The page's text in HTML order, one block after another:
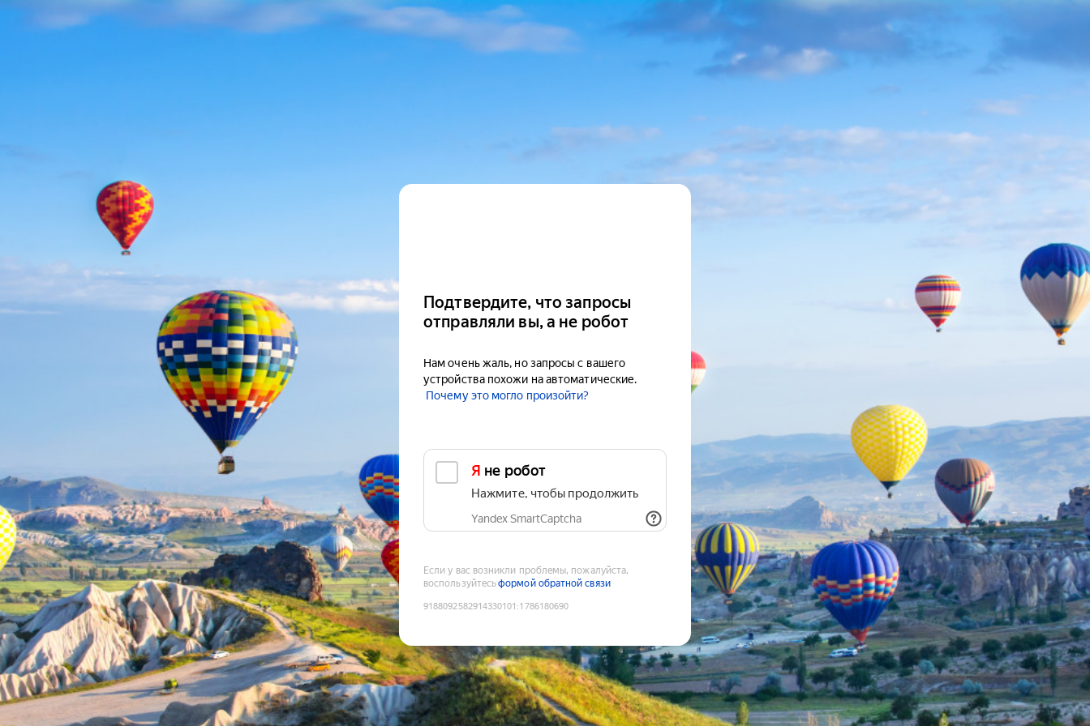
Подтвердите, что запросы
отправляли вы, а не робот
Нам очень жаль, но запросы с вашего
устройства похожи на автоматические.
Почему это могло произойти?
Я не робот
Нажмите, чтобы продолжить
Yandex SmartCaptcha
Если у вас возникли проблемы, пожалуйста,
воспользуйтесьформой обратной связи
9188092582914330101 :1786180690